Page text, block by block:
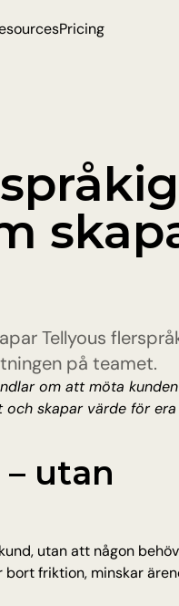
Pricing
Tellyous
på teamet.
om att möta
skapar värde för era
utan
utan att någon
bort friktion, minskar